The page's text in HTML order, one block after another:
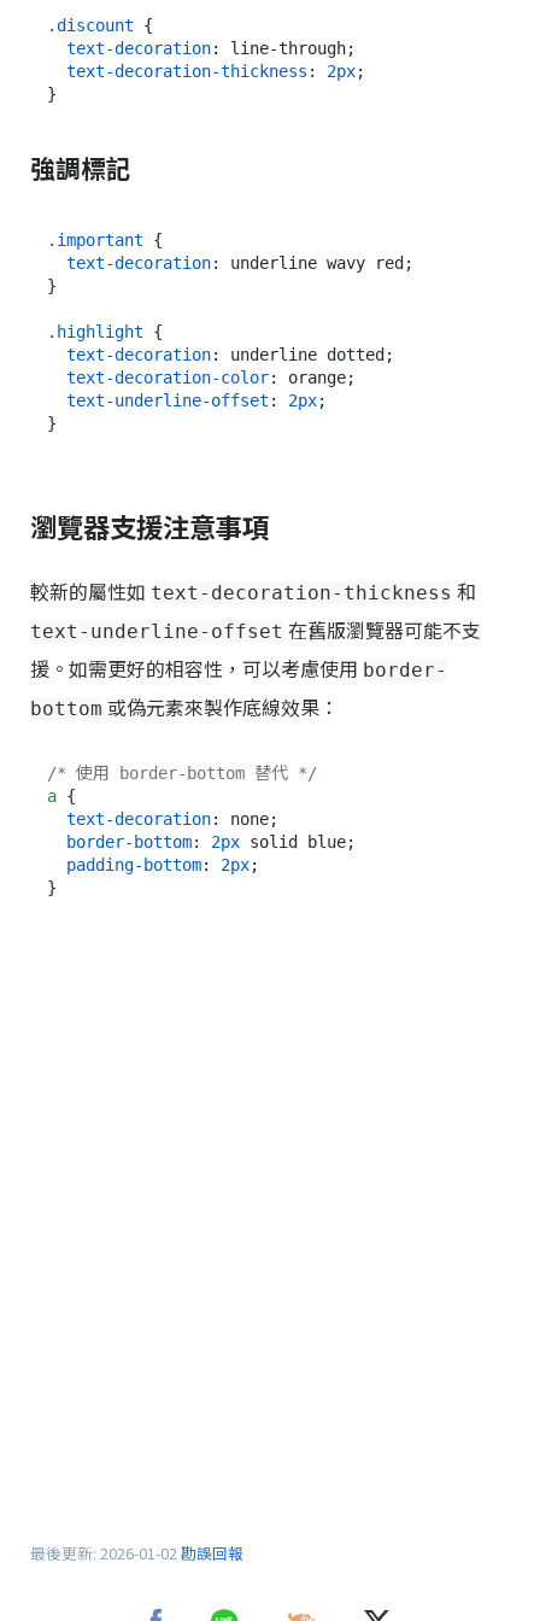
.discount {
text-decoration: line-through;
text-decoration-thickness : 2px;
強調標記
.important {
text-decoration: underline wavy red;
}
.highlight {
text-decoration: underline dotted;
text-decoration-color: orange;
text-underline-offset : 2px;
瀏覽器支援注意事項
較新的屬性如 text-decoration-thickness 和
text-underline-offset 在舊版瀏覽器可能不支
援。如需更好的相容性，可以考慮使用 border-
bottom 或偽元素來製作底線效果：
/* 使用 border-bottom 替代 */
a {
text-decoration: none;
border-bottom: 2px solid blue;
padding-bottom: 2px;
最後更新: 2026-01-02勘誤回報